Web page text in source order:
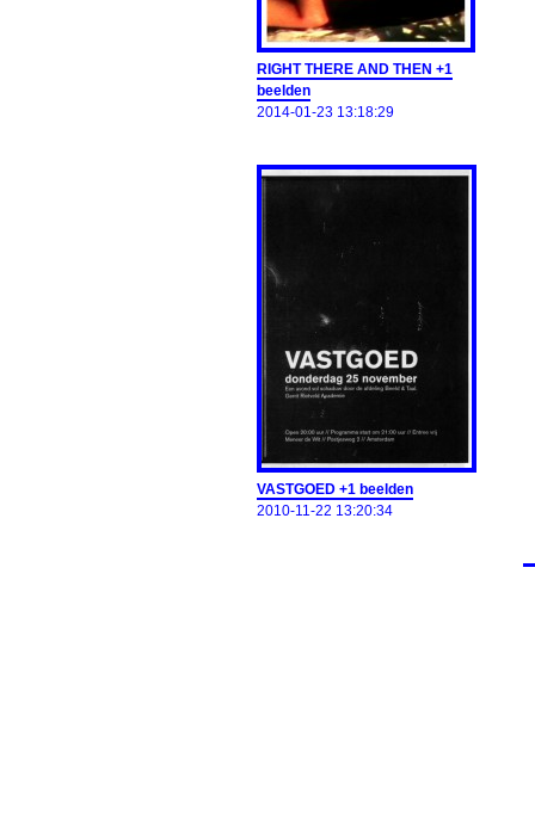
RIGHT THERE AND THEN +1
beelden
2014-01-23 13:18:29
VASTGOED +1 beelden
2010-11-22 13:20:34